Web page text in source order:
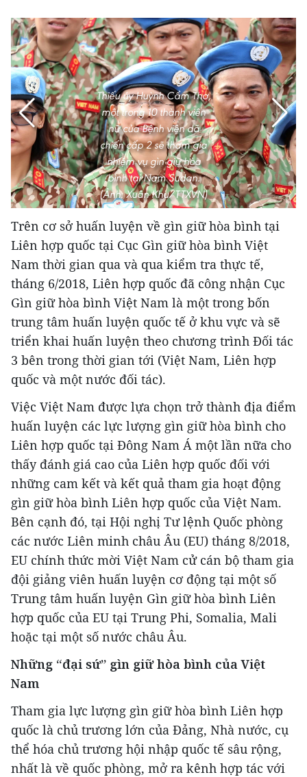
Thiếu úy Huỳnh Cẩm Thơ,
một trong 10 thành viên
nữ của Bệnh viện dã
chiến cấp 2 sẽ tham gia
nhiệm vụ gìn giữ hòa
bình tại Nam Sudan.
(Ảnh: Xuân Khu/TTXVN)
Trên cơ sở huấn luyện về gìn giữ hòa bình tại
Liên hợp quốc tại Cục Gìn giữ hòa bình Việt
Nam thời gian qua và qua kiểm tra thực tế,
tháng 6/2018, Liên hợp quốc đã công nhận Cục
Gìn giữ hòa bình Việt Nam là một trong bốn
trung tâm huấn luyện quốc tế ở khu vực và sẽ
triển khai huấn luyện theo chương trình Đối tác
3 bên trong thời gian tới (Việt Nam, Liên hợp
quốc và một nước đối tác).
Việc Việt Nam được lựa chọn trở thành địa điểm
huấn luyện các lực lượng gìn giữ hòa bình cho
Liên hợp quốc tại Đông Nam Á một lần nữa cho
thấy đánh giá cao của Liên hợp quốc đối với
những cam kết và kết quả tham gia hoạt động
gìn giữ hòa bình Liên hợp quốc của Việt Nam.
Bên cạnh đó, tại Hội nghị Tư lệnh Quốc phòng
các nước Liên minh châu Âu (EU) tháng 8/2018,
EU chính thức mời Việt Nam cử cán bộ tham gia
đội giảng viên huấn luyện cơ động tại một số
Trung tâm huấn luyện Gìn giữ hòa bình Liên
hợp quốc của EU tại Trung Phi, Somalia, Mali
hoặc tại một số nước châu Âu.
Những “đại sứ” gìn giữ hòa bình của Việt
Nam
Tham gia lực lượng gìn giữ hòa bình Liên hợp
quốc là chủ trương lớn của Đảng, Nhà nước, cụ
thể hóa chủ trương hội nhập quốc tế sâu rộng,
nhất là về quốc phòng, mở ra kênh hợp tác với